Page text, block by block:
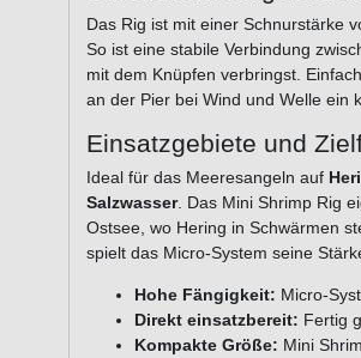
Das Rig ist mit einer Schnurstärke
So ist eine stabile Verbindung
mit dem Knüpfen verbringst.
an der Pier bei Wind und Welle ein
Einsatzgebiete und
Ideal für das Meeresangeln auf
Salzwasser. Das Mini Shrimp Rig
Ostsee, wo Hering in Schwärmen
spielt das Micro-System seine
Hohe Fängigkeit: Micro-
Direkt einsatzbereit: Fertig
Kompakte Größe: Mini